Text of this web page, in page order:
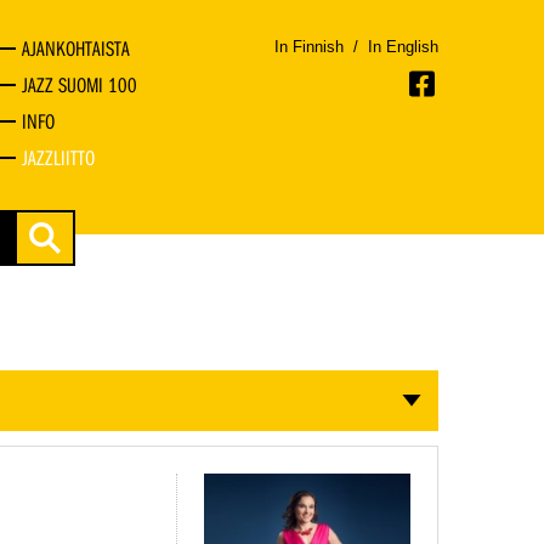
AJANKOHTAISTA
JAZZ SUOMI 100
INFO
JAZZLIITTO
In Finnish / In English